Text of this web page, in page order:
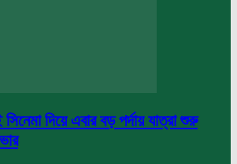
দিয়ে এবার বড় পর্দায় যাত্রা শুরু